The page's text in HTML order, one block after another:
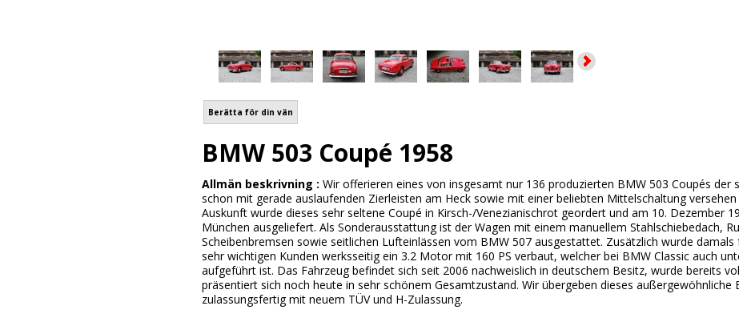
Berätta för din vän
BMW 503 Coupé 1958
Allmän beskrivning : Wir offerieren eines von insgesamt nur 136 produzierten BMW 503 Coupés der
schon mit gerade auslaufenden Zierleisten am Heck sowie mit einer beliebten Mittelschaltung versehen
Auskunft wurde dieses sehr seltene Coupé in Kirsch-/Venezianischrot geordert und am 10. Dezember
München ausgeliefert. Als Sonderausstattung ist der Wagen mit einem manuellem Stahlschiebedach,
Scheibenbremsen sowie seitlichen Lufteinlässen vom BMW 507 ausgestattet. Zusätzlich wurde
sehr wichtigen Kunden werksseitig ein 3.2 Motor mit 160 PS verbaut, welcher bei BMW Classic auch
aufgeführt ist. Das Fahrzeug befindet sich seit 2006 nachweislich in deutschem Besitz, wurde bereits
präsentiert sich noch heute in sehr schönem Gesamtzustand. Wir übergeben dieses außergewöhnliche
zulassungsfertig mit neuem TÜV und H-Zulassung.